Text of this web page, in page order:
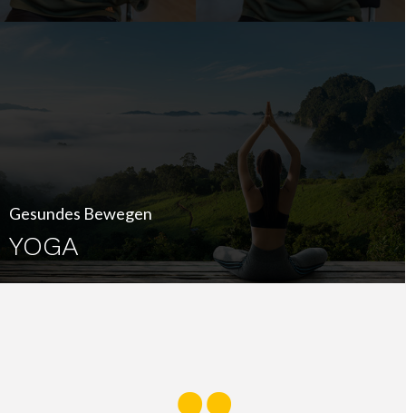
Gesundes Bewegen
YOGA